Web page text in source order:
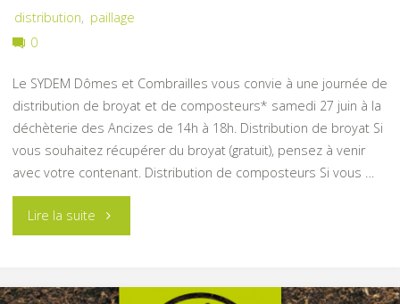
distribution, paillage
0
Le SYDEM Dômes et Combrailles vous convie à une journée de
distribution de broyat et de composteurs* samedi 27 juin à la
déchèterie des Ancizes de 14h à 18h. Distribution de broyat Si
vous souhaitez récupérer du broyat (gratuit), pensez à venir
avec votre contenant. Distribution de composteurs Si vous …
Lire la suite"Distribution
broyat"